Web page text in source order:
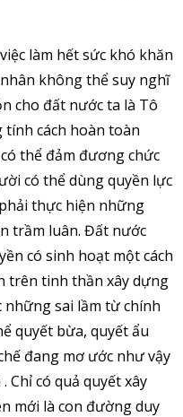
làm hết sức khó khăn
không thể suy nghĩ
cho đất nước ta là Tô
tính cách hoàn toàn
thể đảm đương chức
có thể dùng quyền lực
thực hiện những
trầm luân. Đất nước
có sinh hoạt một cách
trên tinh thần xây dựng
sai lầm từ chính
quyết bừa, quyết ẩu
đang mơ ước như vậy
Chỉ có quả quyết xây
mới là con đường duy